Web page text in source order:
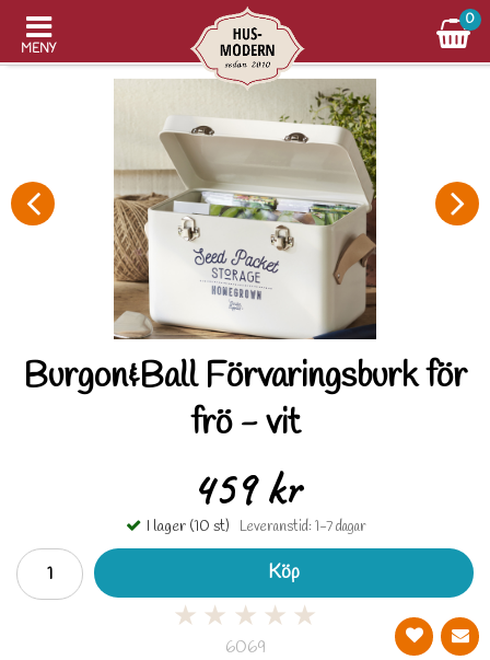
MENY
0
Burgon&Ball Förvaringsburk för
frö - vit
459 kr
I lager (10 st) Leveranstid: 1-7 dagar
Köp
★ ★ ★ ★ ★
6069